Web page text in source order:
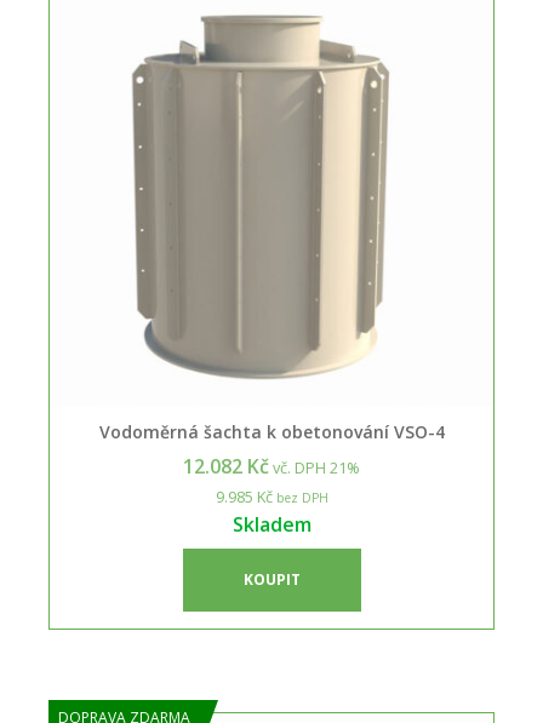
Vodoměrná šachta k obetonování VSO-4
12.082 Kčvč. DPH 21%
9.985 Kčbez DPH
Skladem
KOUPIT
DOPRAVA ZDARMA